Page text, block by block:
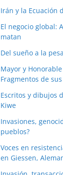
Irán y la Ecuación
El negocio global:
matan
Del sueño a la
Mayor y
Fragmentos de
Escritos y dibujos
Kiwe
Invasiones,
pueblos?
Voces en
en Giessen,